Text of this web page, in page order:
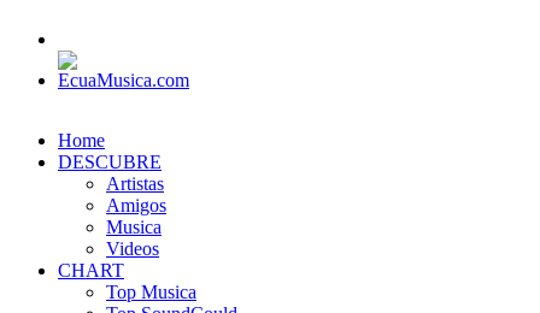
Home
DESCUBRE
Artistas
Amigos
Musica
Videos
CHART
Top Musica